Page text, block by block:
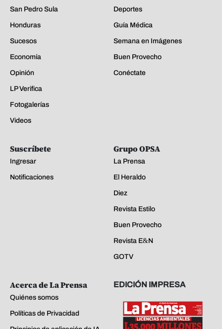
San Pedro Sula
Honduras
Sucesos
Economía
Opinión
LP Verifica
Fotogalerías
Videos
Deportes
Guía Médica
Semana en Imágenes
Buen Provecho
Conéctate
Suscríbete
Ingresar
Notificaciones
Grupo OPSA
La Prensa
El Heraldo
Diez
Revista Estilo
Buen Provecho
Revista E&N
GOTV
Acerca de La Prensa
Quiénes somos
Políticas de Privacidad
EDICIÓN IMPRESA